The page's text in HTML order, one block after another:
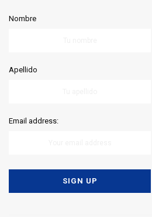
Nombre
Apellido
Email address: